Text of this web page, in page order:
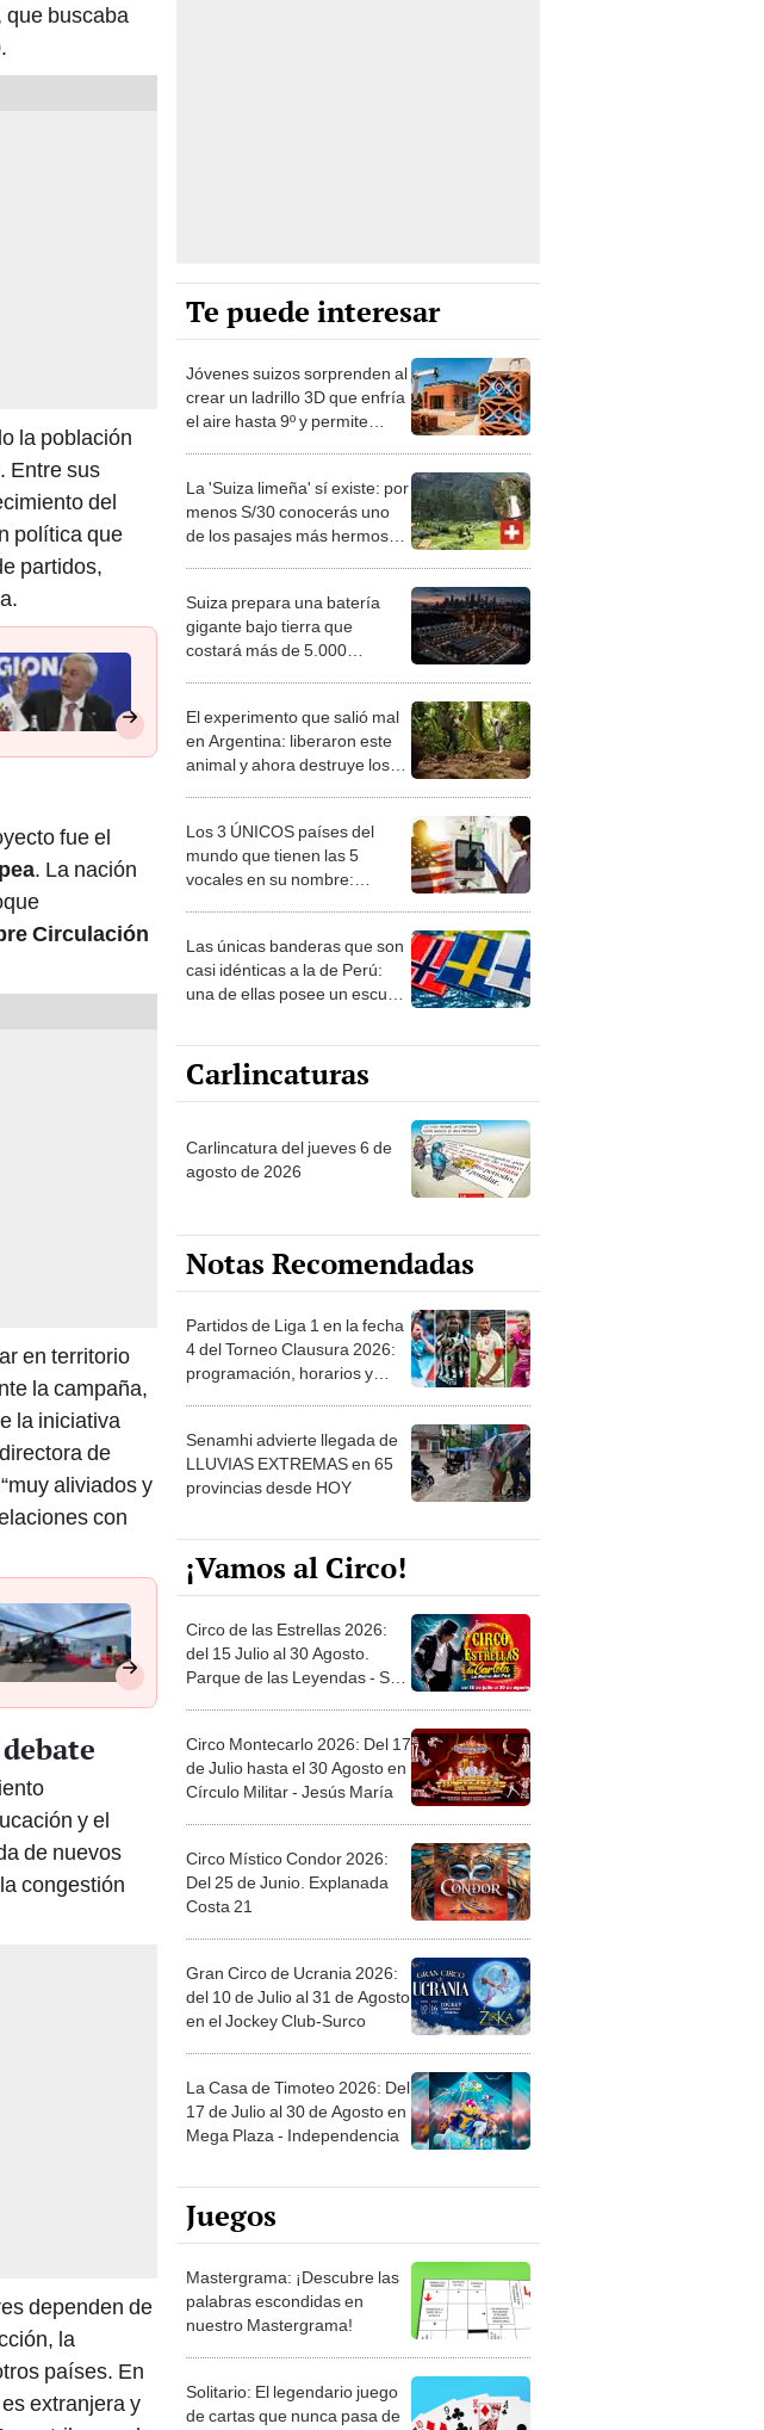
que buscaba
la población
Entre sus
del
política que
partidos,
fue el
. La nación
Circulación
en territorio
la campaña,
la iniciativa
de
aliviados y
con
y el
de nuevos
congestión
dependen de
la
países. En
es extranjera y
Te puede interesar
Jóvenes suizos sorprenden al
crear un ladrillo 3D que enfría
el aire hasta 9º y permite
La 'Suiza limeña' sí existe: por
menos S/30 conocerás uno
de los pasajes más hermosos
Suiza prepara una batería
gigante bajo tierra que
costará más de 5.000
El experimento que salió mal
en Argentina: liberaron este
animal y ahora destruye los
Los 3 ÚNICOS países del
mundo que tienen las 5
vocales en su nombre:
Las únicas banderas que son
casi idénticas a la de Perú:
una de ellas posee un escudo
Carlincaturas
Carlincatura del jueves 6 de
agosto de 2026
Notas Recomendadas
Partidos de Liga 1 en la fecha
4 del Torneo Clausura 2026:
programación, horarios y
Senamhi advierte llegada de
LLUVIAS EXTREMAS en 65
provincias desde HOY
¡Vamos al Circo!
Circo de las Estrellas 2026:
del 15 Julio al 30 Agosto.
Parque de las Leyendas - San
Circo Montecarlo 2026: Del 17
de Julio hasta el 30 Agosto en
Círculo Militar - Jesús María
Circo Místico Condor 2026:
Del 25 de Junio. Explanada
Costa 21
Gran Circo de Ucrania 2026:
del 10 de Julio al 31 de Agosto
en el Jockey Club-Surco
La Casa de Timoteo 2026: Del
17 de Julio al 30 de Agosto en
Mega Plaza - Independencia
Juegos
Mastergrama: ¡Descubre las
palabras escondidas en
nuestro Mastergrama!
Solitario: El legendario juego
de cartas que nunca pasa de